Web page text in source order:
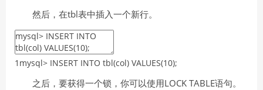
然后，在tbl表中插入一个新行。
1 mysql> INSERT INTO tbl(col) VALUES(10);
之后，要获得一个锁，你可以使用LOCK TABLE语句。